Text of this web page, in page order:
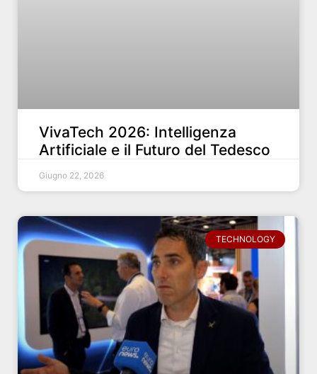
VivaTech 2026: Intelligenza
Artificiale e il Futuro del Tedesco
Giugno 22, 2026
TECHNOLOGY